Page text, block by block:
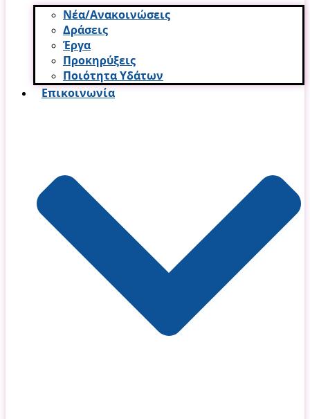
Νέα/Ανακοινώσεις
Δράσεις
Έργα
Προκηρύξεις
Ποιότητα Υδάτων
Επικοινωνία